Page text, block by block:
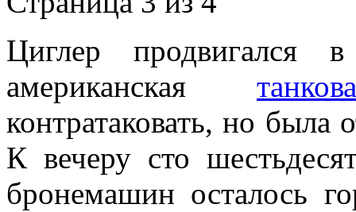
Циглер продвигался
американская
контратаковать, но
К вечеру сто
бронемашин осталось